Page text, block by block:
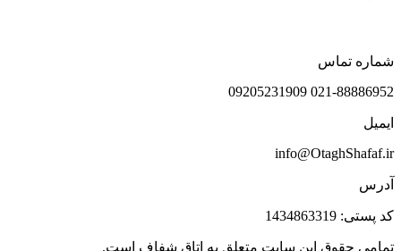
شماره تماس
021-88886952 09205231909
ایمیل
info@OtaghShafaf.ir
آدرس
کد پستی: 1434863319
تمامی حقوق این سایت متعلق به اتاق شفاف است.